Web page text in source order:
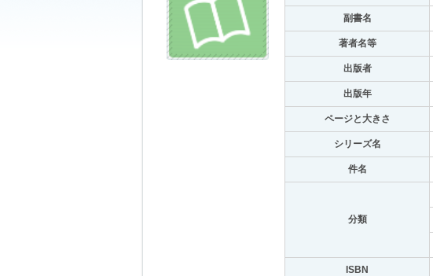
副書名
著者名等
出版者
出版年
ページと大きさ
シリーズ名
件名
分類
ISBN